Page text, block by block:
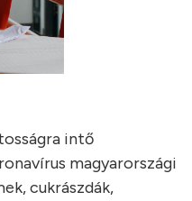
intő
magyarországi
cukrászdák,